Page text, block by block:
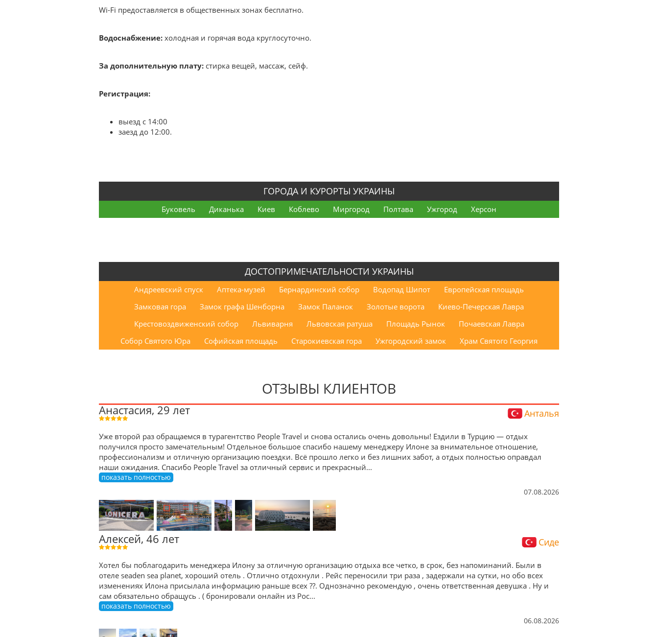
Wi-Fi предоставляется в общественных зонах бесплатно.
Водоснабжение: холодная и горячая вода круглосуточно.
За дополнительную плату: стирка вещей, массаж, сейф.
Регистрация:
выезд с 14:00
заезд до 12:00.
ГОРОДА И КУРОРТЫ УКРАИНЫ
Буковель Диканька Киев Коблево Миргород Полтава Ужгород Херсон
ДОСТОПРИМЕЧАТЕЛЬНОСТИ УКРАИНЫ
Андреевский спуск Аптека-музей Бернардинский собор Водопад Шипот
Европейская площадь
Замковая гора
Замок графа Шенборна Замок Паланок Золотые ворота
Киево-Печерская Лавра
Крестовоздвиженский собор
Львиварня Львовская ратуша Площадь Рынок
Почаевская Лавра
Собор Святого Юра
Софийская площадь Старокиевская гора Ужгородский замок Храм Святого Георгия
ОТЗЫВЫ КЛИЕНТОВ
Анастасия, 29 лет Анталья
Уже второй раз обращаемся в турагентство People Travel и снова остались очень довольны! Ездили в Турцию — отдых
получился просто замечательным! Отдельное большое спасибо нашему менеджеру Илоне за внимательное отношение,
профессионализм и отличную организацию поездки. Всё прошло легко и без лишних забот, а отдых полностью оправдал
наши ожидания. Спасибо People Travel за отличный сервис и прекрасный...
показать полностью
07.08.2026
Алексей, 46 лет Сиде
Хотел бы поблагодарить менеджера Илону за отличную организацию отдыха все четко, в срок, без напоминаний. Были в
отеле seaden sea planet, хороший отель . Отлично отдохнули . Рейс переносили три раза , задержали на сутки, но обо всех
изменениях Илона присылала информацию раньше всех ??. Однозначно рекомендую , очень ответственная девушка . Ну и
сам обязательно обращусь . ( бронировали онлайн из Рос...
показать полностью
06.08.2026